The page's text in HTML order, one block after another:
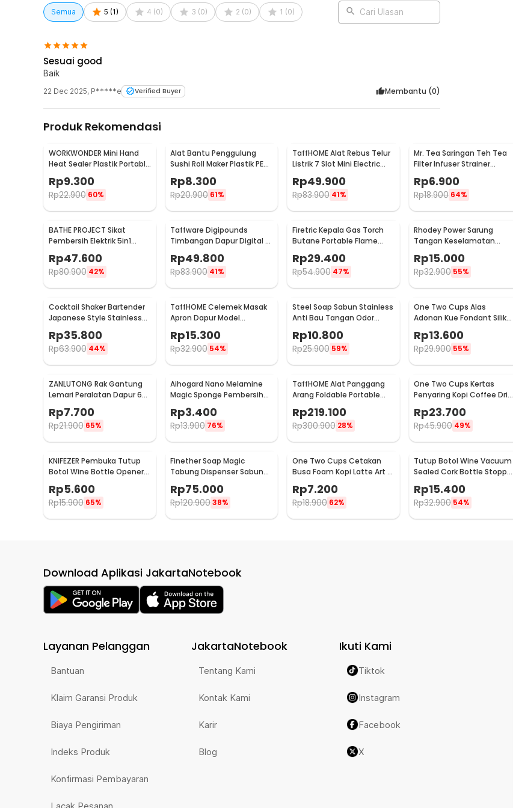
Semua 5 (1) 4 (0) 3 (0) 2 (0) 1 (0) Cari Ulasan
Sesuai good
Baik
22 Dec 2025, P*****e Verified Buyer Membantu (0)
Produk Rekomendasi
WORKWONDER Mini Hand
Heat Sealer Plastik Portable
Baterai AA - LX2000A
Rp9.300
Rp22.900 60%
Alat Bantu Penggulung
Sushi Roll Maker Plastik PE
22x20.5x0.1cm - E1119
Rp8.300
Rp20.900 61%
TaffHOME Alat Rebus Telur
Listrik 7 Slot Mini Electric
Rp49.900
Rp83.900 41%
Mr. Tea Saringan Teh Tea
Filter Infuser Strainer
Chilling Man Silicon - MR03
Rp6.900
Rp18.900 64%
BATHE PROJECT Sikat
Pembersih Elektrik 5in1
Magic Brush Rechargeable
- WQ8110
Rp47.600
Rp80.900 42%
Taffware Digipounds
Timbangan Dapur Digital 6
Satuan 1kg 0.1g - i2000
Rp49.800
Rp83.900 41%
Firetric Kepala Gas Torch
Butane Portable Flame
Rp29.400
Rp54.900 47%
Rhodey Power Sarung
Tangan Keselamatan
EN388
Rp15.000
Rp32.900 55%
Cocktail Shaker Bartender
Japanese Style Stainless
Steel 200ml
Rp35.800
Rp63.900 44%
TaffHOME Celemek Masak
Apron Dapur Model
Kantong Pola Spatula -
JJ41
Rp15.300
Rp32.900 54%
Steel Soap Sabun Stainless
Anti Bau Tangan Odor
Remove - HW071
Rp10.800
Rp25.900 59%
One Two Cups Alas
Adonan Kue Fondant Silikon
Baking Mat Anti Slip -
JJ3873
Rp13.600
Rp29.900 55%
ZANLUTONG Rak Gantung
Lemari Peralatan Dapur 6
Rp7.700
Rp21.900 65%
Aihogard Nano Melamine
Magic Sponge Pembersih
Karat Besi - CW62
Rp3.400
Rp13.900 76%
TaffHOME Alat Panggang
Arang Foldable Portable
HWSK77
Rp219.100
Rp300.900 28%
One Two Cups Kertas
Penyaring Kopi Coffee Drip
Bag Paper Filter 50PCS -
T111
Rp23.700
Rp45.900 49%
KNIFEZER Pembuka Tutup
Botol Wine Bottle Opener
Stainless Steel - WS01
Rp5.600
Rp15.900 65%
Finether Soap Magic
Tabung Dispenser Sabun
Rp75.000
Rp120.90038%
One Two Cups Cetakan
Busa Foam Kopi Latte Art 16
Rp7.200
Rp18.900 62%
Tutup Botol Wine Vacuum
Sealed Cork Bottle Stopper
Rp15.400
Rp32.900 54%
Download Aplikasi JakartaNotebook
Layanan Pelanggan
Bantuan
Klaim Garansi Produk
Biaya Pengiriman
Indeks Produk
Konfirmasi Pembayaran
Lacak Pesanan
JakartaNotebook
Tentang Kami
Kontak Kami
Karir
Blog
Ikuti Kami
Tiktok
Instagram
Facebook
X